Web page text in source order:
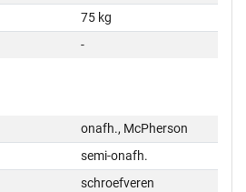
75 kg
-
onafh., McPherson
semi-onafh.
schroefveren